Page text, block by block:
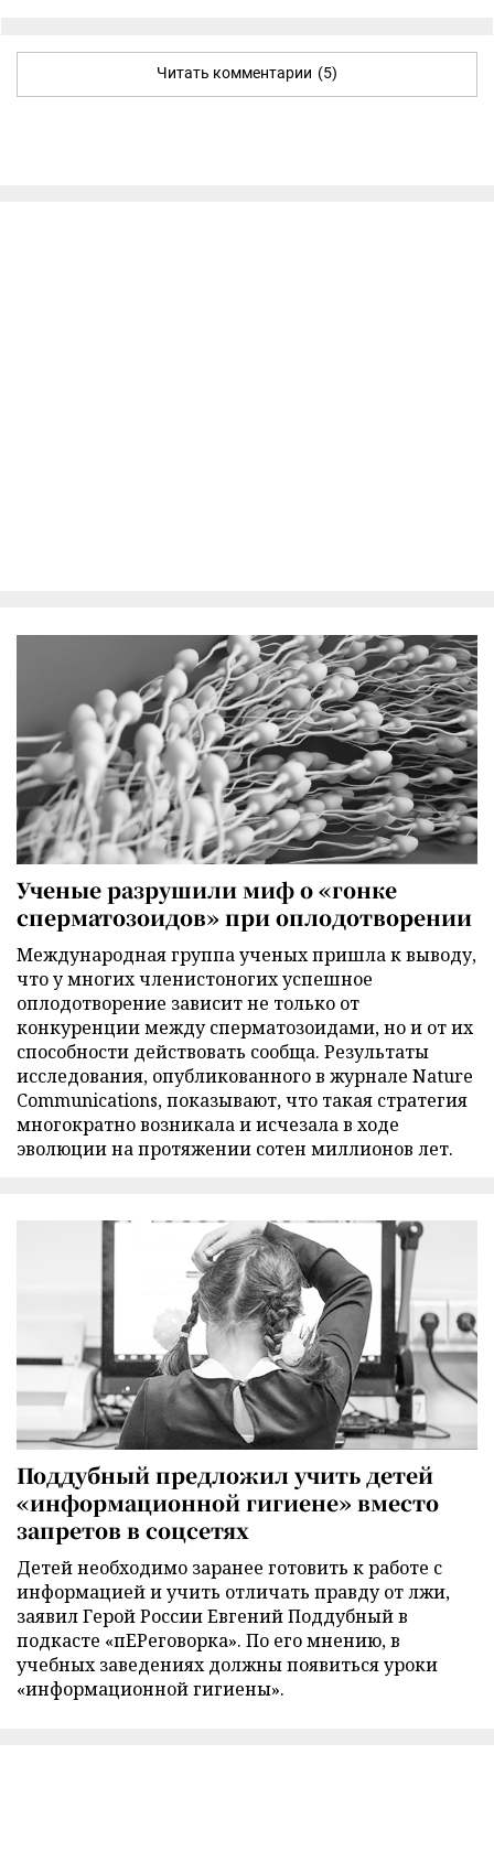
Читать комментарии (5)
Ученые разрушили миф о «гонке
сперматозоидов» при оплодотворении
Международная группа ученых пришла к выводу,
что у многих членистоногих успешное
оплодотворение зависит не только от
конкуренции между сперматозоидами, но и от их
способности действовать сообща. Результаты
исследования, опубликованного в журнале Nature
Communications, показывают, что такая стратегия
многократно возникала и исчезала в ходе
эволюции на протяжении сотен миллионов лет.
Поддубный предложил учить детей
«информационной гигиене» вместо
запретов в соцсетях
Детей необходимо заранее готовить к работе с
информацией и учить отличать правду от лжи,
заявил Герой России Евгений Поддубный в
подкасте «пЕРеговорка». По его мнению, в
учебных заведениях должны появиться уроки
«информационной гигиены».